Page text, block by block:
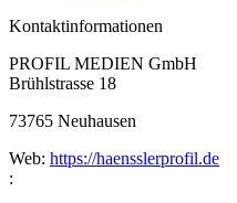
Kontaktinformationen
PROFIL MEDIEN GmbH
Brühlstrasse 18
73765 Neuhausen
Web: https://haensslerprofil.de
: